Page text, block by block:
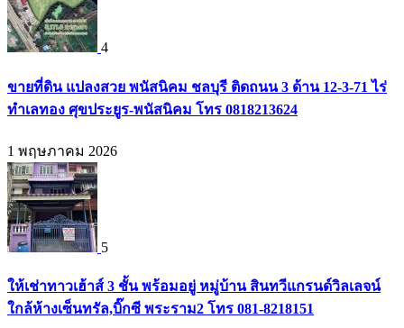
4
ขายที่ดิน แปลงสวย พนัสนิคม ชลบุรี ติดถนน 3 ด้าน 12-3-71 ไร่
ทำเลทอง ศุขประยูร-พนัสนิคม โทร 0818213624
1 พฤษภาคม 2026
5
ให้เช่าทาวเฮ้าส์ 3 ชั้น พร้อมอยู่ หมู่บ้าน สินทวีแกรนด์วิลเลจน์
ใกล้ห้างเซ็นทรัล,บิ๊กซี พระราม2 โทร 081-8218151